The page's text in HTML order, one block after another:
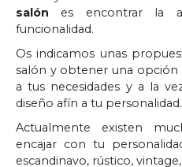
salón es encontrar la
funcionalidad.
Os indicamos unas
salón y obtener una opción
a tus necesidades y a la
diseño afín a tu personalidad.
Actualmente existen
encajar con tu
escandinavo, rústico,